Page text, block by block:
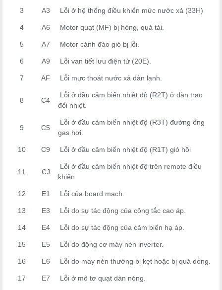
3 A3 Lỗi ở hệ thống điều khiển mức nước xả (33H)
4 A6 Motor quạt (MF) bị hỏng, quá tải.
5 A7 Motor cánh đảo gió bị lỗi.
6 A9 Lỗi van tiết lưu điện tử (20E).
7 AF Lỗi mực thoát nước xả dàn lạnh.
8 C4
Lỗi ở đầu cảm biến nhiệt độ (R2T) ở dàn trao
đổi nhiệt.
9 C5
Lỗi ở đầu cảm biến nhiệt độ (R3T) đường ống
gas hơi.
10 C9 Lỗi ở đầu cảm biến nhiệt độ (R1T) gió hồi
11 CJ
Lỗi ở đầu cảm biến nhiệt độ trên remote điều
khiển
12 E1 Lỗi của board mạch.
13 E3 Lỗi do sự tác động của công tắc cao áp.
14 E4 Lỗi do sự tác động của cảm biến hạ áp.
15 E5 Lỗi do động cơ máy nén inverter.
16 E6 Lỗi do máy nén thường bị kẹt hoặc bị quá dòng.
17 E7 Lỗi ở mô tơ quạt dàn nóng.